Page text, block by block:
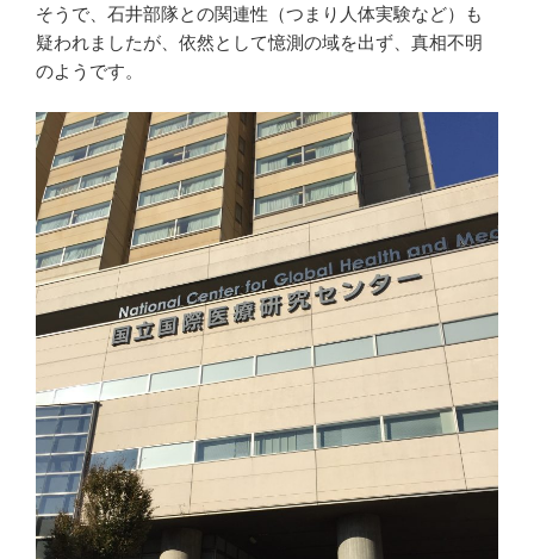
そうで、石井部隊との関連性（つまり人体実験など）も
疑われましたが、依然として憶測の域を出ず、真相不明
のようです。